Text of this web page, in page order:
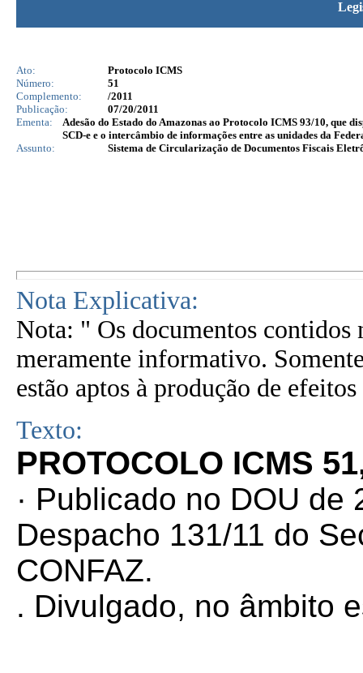
Ato:
Protocolo ICMS
Número:
51
Complemento:
/2011
Publicação:
07/20/2011
Ementa:
Adesão do Estado do Amazonas ao Protocolo ICMS 93/10, que
SCD-e e o intercâmbio de informações entre as unidades da
Assunto:
Sistema de Circularização de Documentos Fiscais
Nota Explicativa:
Nota: " Os documentos contidos
meramente informativo.
estão aptos à produção de
Texto:
PROTOCOLO ICMS
· Publicado no DOU de
Despacho 131/11 do
CONFAZ.
. Divulgado, no âmbito